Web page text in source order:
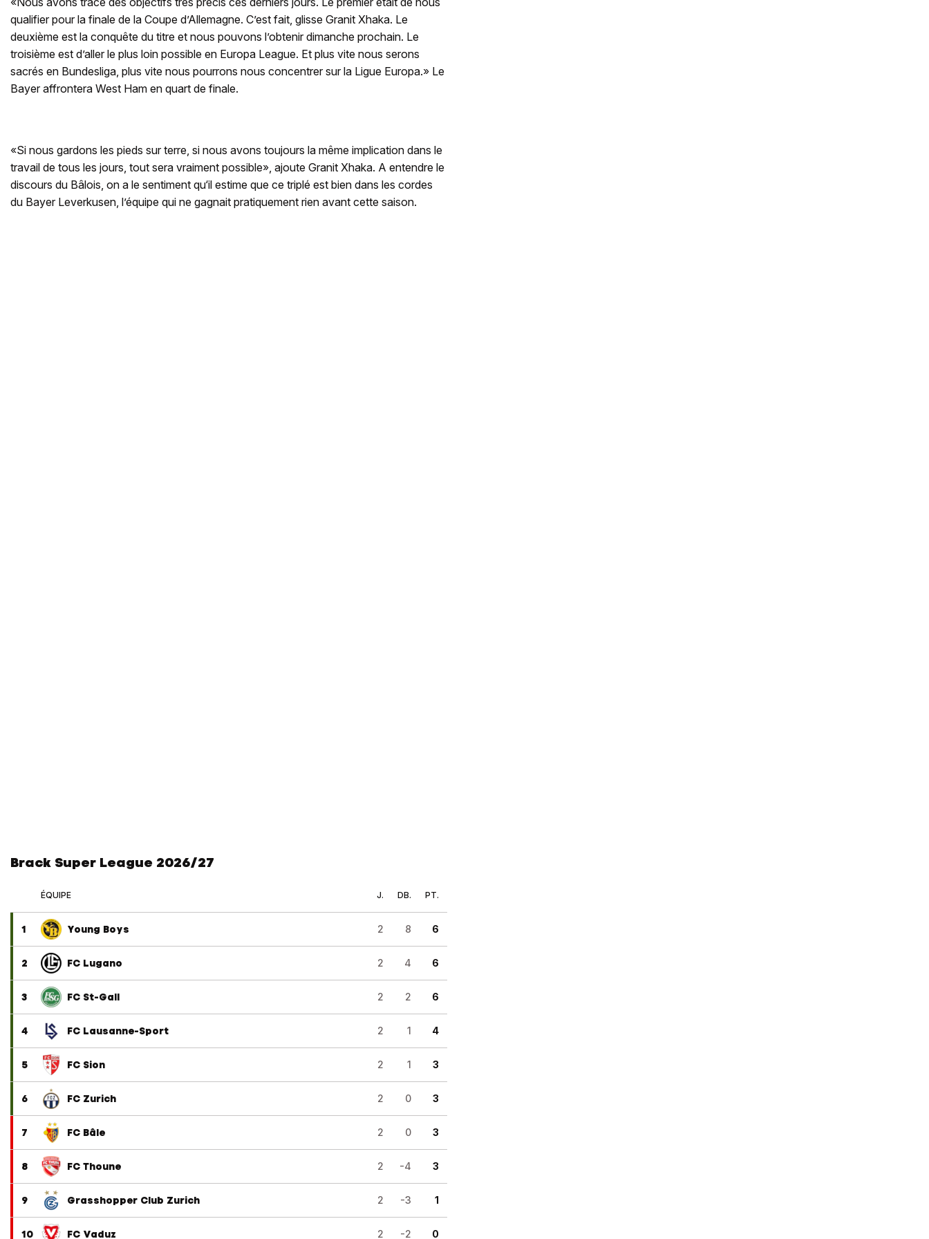
qualifier pour la finale de la Coupe d’Allemagne. C’est fait, glisse Granit Xhaka. Le
deuxième est la conquête du titre et nous pouvons l’obtenir dimanche prochain. Le
troisième est d’aller le plus loin possible en Europa League. Et plus vite nous serons
sacrés en Bundesliga, plus vite nous pourrons nous concentrer sur la Ligue Europa.» Le
Bayer affrontera West Ham en quart de finale.
«Si nous gardons les pieds sur terre, si nous avons toujours la même implication dans le
travail de tous les jours, tout sera vraiment possible», ajoute Granit Xhaka. A entendre le
discours du Bâlois, on a le sentiment qu‘il estime que ce triplé est bien dans les cordes
du Bayer Leverkusen, l’équipe qui ne gagnait pratiquement rien avant cette saison.
Brack Super League 2026/27
ÉQUIPE J. DB. PT.
1 Young Boys 2 8 6
2 FC Lugano 2 4 6
3 FC St-Gall 2 2 6
4 FC Lausanne-Sport 2 1 4
5 FC Sion 2 1 3
6 FC Zurich 2 0 3
7 FC Bâle 2 0 3
8 FC Thoune 2 -4 3
9 Grasshopper Club Zurich 2 -3 1
10 FC Vaduz 2 -2 0